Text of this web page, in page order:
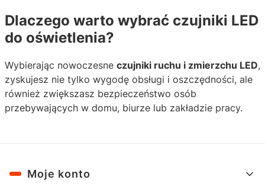
Dlaczego warto wybrać czujniki LED
do oświetlenia?
Wybierając nowoczesne czujniki ruchu i zmierzchu LED,
zyskujesz nie tylko wygodę obsługi i oszczędności, ale
również zwiększasz bezpieczeństwo osób
przebywających w domu, biurze lub zakładzie pracy.
Linki w stopce
Moje konto